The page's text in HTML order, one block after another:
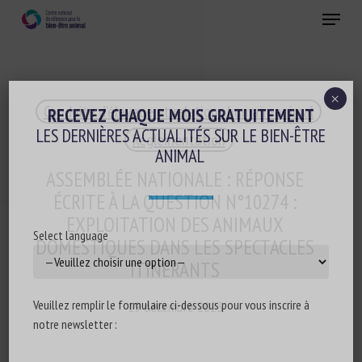
Menu
Conduite d'élevage et relations humain-animal
Réglementation
ÉCRITE À LA QUESTION N°10274 :
EXPLOITATION DES ANIMAUX
DOMESTIQUES DANS LES SPECTACLES
ITINÉRANTS
19 décembre 2023
RECEVEZ CHAQUE MOIS GRATUITEMENT
LES DERNIÈRES ACTUALITÉS SUR LE BIEN-ÊTRE
ANIMAL
Select language
Veuillez remplir le formulaire ci-dessous pour vous inscrire à
notre newsletter :
×